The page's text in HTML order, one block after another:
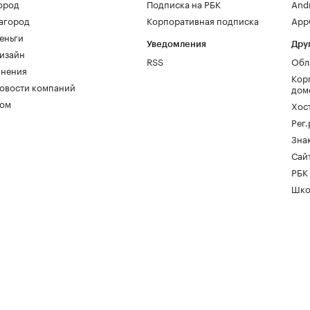
компаний
Подписка на РБК
Корпоративная подписка
Уведомления
RSS